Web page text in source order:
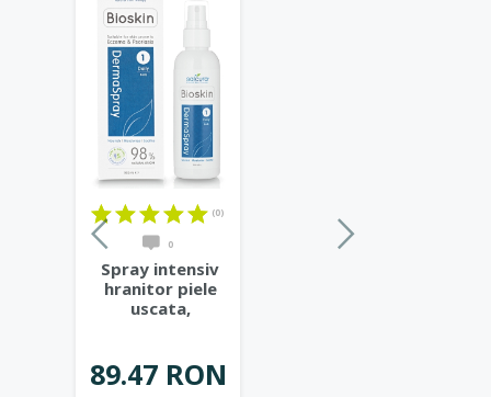
(0)
0
Spray intensiv
hranitor piele
uscata,
89.47 RON